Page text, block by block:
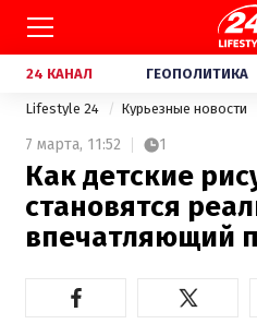
24 КАНАЛ ГЕОПОЛИТИКА
Lifestyle 24 Курьезные новости
7 марта, 11:52 1
Как детские
становятся
впечатляющий